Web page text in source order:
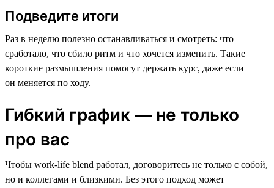
Подведите итоги
Раз в неделю полезно останавливаться и смотреть: что
сработало, что сбило ритм и что хочется изменить. Такие
короткие размышления помогут держать курс, даже если
он меняется по ходу.
Гибкий график — не только
про вас
Чтобы work-life blend работал, договоритесь не только с собой,
но и коллегами и близкими. Без этого подход может